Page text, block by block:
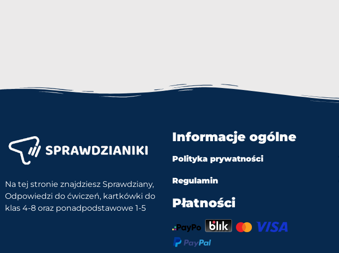
Na tej stronie znajdziesz Sprawdziany,
Odpowiedzi do ćwiczeń, kartkówki do
klas 4-8 oraz ponadpodstawowe 1-5
Informacje ogólne
Polityka prywatności
Regulamin
Płatności